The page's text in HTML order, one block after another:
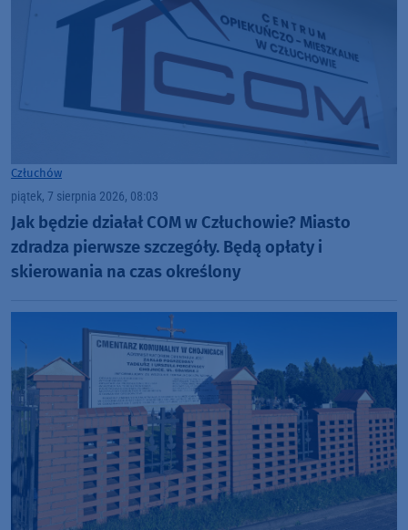
Człuchów
piątek, 7 sierpnia 2026, 08:03
Jak będzie działał COM w Człuchowie? Miasto
zdradza pierwsze szczegóły. Będą opłaty i
skierowania na czas określony